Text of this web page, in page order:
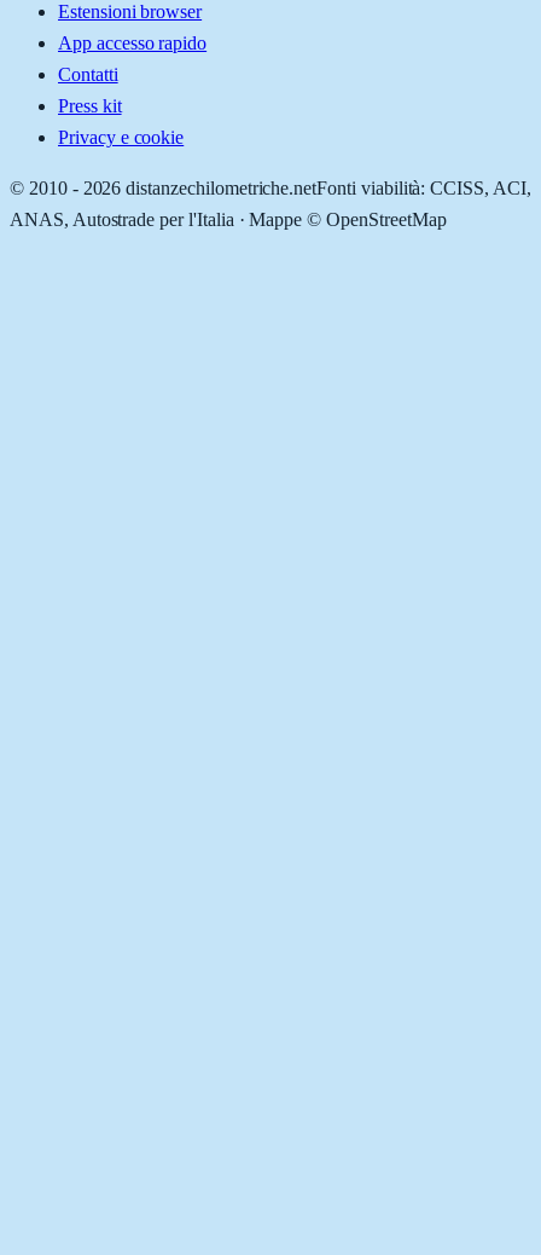
Estensioni browser
App accesso rapido
Contatti
Press kit
Privacy e cookie
© 2010 - 2026 distanzechilometriche.netFonti viabilità: CCISS, ACI,
ANAS, Autostrade per l'Italia · Mappe © OpenStreetMap